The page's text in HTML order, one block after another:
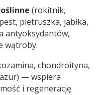
(rokitnik,
pietruszka, jabłka,
antyoksydantów,
wątroby.
chondroityna,
— wspiera
i regenerację